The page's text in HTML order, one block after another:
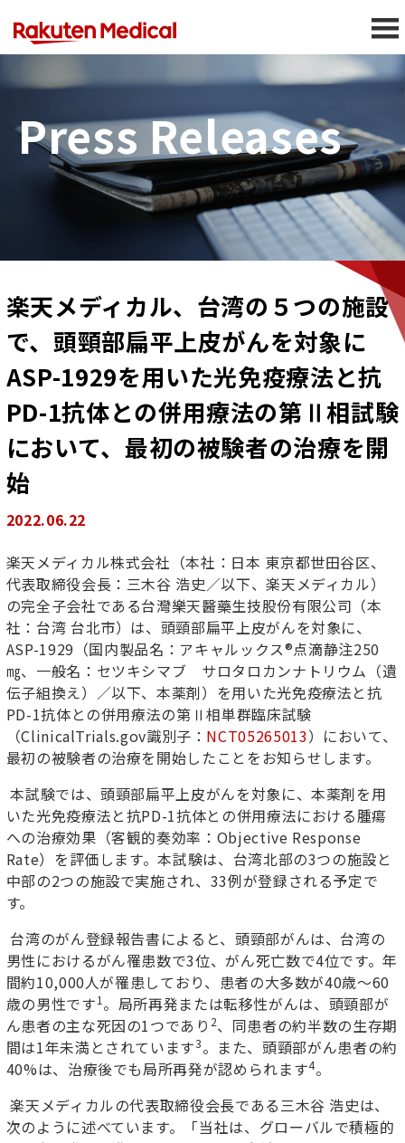
Press Releases
楽天メディカル、台湾の５つの施設
で、頭頸部扁平上皮がんを対象に
ASP-1929を用いた光免疫療法と抗
PD-1抗体との併用療法の第Ⅱ相試験
において、最初の被験者の治療を開
始
2022.06.22
楽天メディカル株式会社 （本社： 日本 東京都世田谷区、
代表取締役会長：三木谷 浩史／以下、楽天メディカル）
の完全子会社である台灣樂天醫藥生技股份有限公司 （本
社：台湾 台北市） は、頭頸部扁平上皮がんを対象に、
ASP-1929（国内製品名：アキャルックス®点滴静注250
㎎、一般名：セツキシマブ サロタロカンナトリウム（遺
伝子組換え） ／以下、本薬剤） を用いた光免疫療法と抗
PD-1抗体との併用療法の第 Ⅱ相単群臨床試験
（ClinicalTrials.gov識別子 ： NCT05265013）において、
最初の被験者の治療を開始したことをお知らせします。
本試験では、頭頸部扁平上皮がんを対象に、本薬剤を用
いた光免疫療法と抗PD-1抗体との併用療法における腫瘍
への治療効果 （客観的奏効率 ：Objective Response
Rate） を評価します。本試験は、台湾北部の3つの施設と
中部の2つの施設で実施され、 33例が登録される予定で
す。
台湾のがん登録報告書によると、頭頸部がんは、台湾の
男性におけるがん罹患数で3位、がん死亡数で4位です。年
間約10,000人が罹患しており、患者の大多数が40歳～60
歳の男性です1 。局所再発または転移性がんは、頭頸部が
ん患者の主な死因の1つであり 2、同患者の約半数の生存期
間は1年未満とされています3。また、頭頸部がん患者の約
40%は、 治療後でも局所再発が認められます4。
楽天メディカルの代表取締役会長である三木谷 浩史は、
次のように述べています。
「当社は、グローバルで積極的